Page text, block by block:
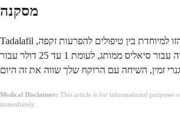
מסקנה
Tadalafil אינו חיקוי זול יותר של סיאליס; הוא סיאליס, נטול המיתוג ומיוצר על ידי מספר חברות מאז 2018. המולקולה זהה, המינונים זהים, ומשך הפעולה של 36 השעות, שהופך את התרופה הזו למיוחדת בין טיפולים להפרעות זקפה,
קיים בכל טבלית גנרית בדיוק כפי שהוא קיים במקור. ההבדל המעשי בין תשלום של 12 עד 70 דולר לטבליה עבור סיאליס ממותג, לעומת 1 עד 25 דולר עבור Tadalafil גנרי, הוא מסחרי בלבד. אם שילמת מחירים של שם מותג ולא
Medical Disclaimer: This article is for informational purposes
immediately.